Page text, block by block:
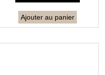
Ajouter au panier